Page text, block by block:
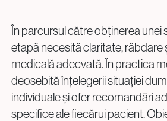
În parcursul către obținerea unei
etapă necesită claritate, răbdare
medicală adecvată. În practica
deosebită înțelegerii situației
individuale și ofer recomandări
specifice ale fiecărui pacient.